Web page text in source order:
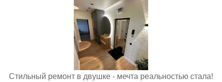
Стильный ремонт в двушке - мечта реальностью стала!